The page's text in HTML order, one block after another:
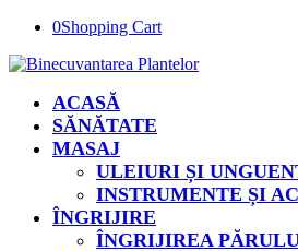
0Shopping Cart
ACASĂ
SĂNĂTATE
MASAJ
ULEIURI ȘI
INSTRUMENTE ȘI
ÎNGRIJIRE
ÎNGRIJIREA